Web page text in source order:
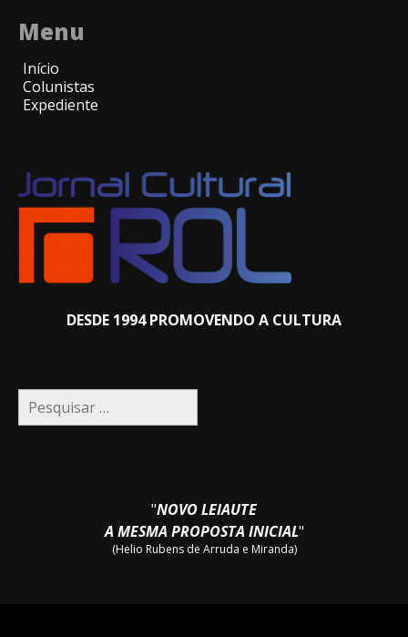
Menu
Início
Colunistas
Expediente
DESDE 1994 PROMOVENDO A CULTURA
Pesquisar
por:
"NOVO LEIAUTE
A MESMA PROPOSTA INICIAL"
(Helio Rubens de Arruda e Miranda)